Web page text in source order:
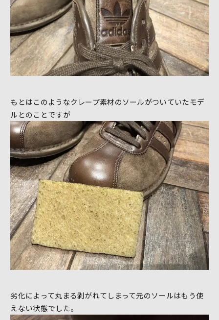
もとはこのようなクレープ素材のソールがついていたモデ
ルとのことですが
劣化によって丸まる剥がれてしまって元のソールはもう使
えない状態でした。